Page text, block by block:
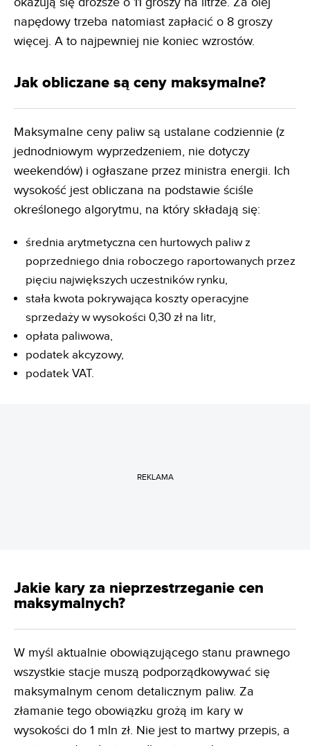
napędowy trzeba natomiast zapłacić o 8 groszy
więcej. A to najpewniej nie koniec wzrostów.
Jak obliczane są ceny maksymalne?
Maksymalne ceny paliw są ustalane codziennie (z
jednodniowym wyprzedzeniem, nie dotyczy
weekendów) i ogłaszane przez ministra energii. Ich
wysokość jest obliczana na podstawie ściśle
określonego algorytmu, na który składają się:
średnia arytmetyczna cen hurtowych paliw z
poprzedniego dnia roboczego raportowanych przez
pięciu największych uczestników rynku,
stała kwota pokrywająca koszty operacyjne
sprzedaży w wysokości 0,30 zł na litr,
opłata paliwowa,
podatek akcyzowy,
podatek VAT.
REKLAMA
Jakie kary za nieprzestrzeganie cen
maksymalnych?
W myśl aktualnie obowiązującego stanu prawnego
wszystkie stacje muszą podporządkowywać się
maksymalnym cenom detalicznym paliw. Za
złamanie tego obowiązku grożą im kary w
wysokości do 1 mln zł. Nie jest to martwy przepis, a